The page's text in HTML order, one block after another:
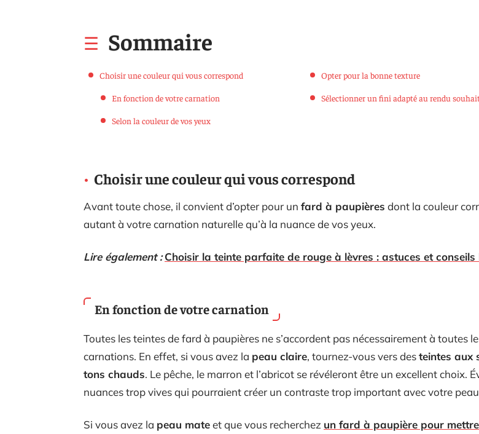
Sommaire
Choisir une couleur qui vous correspond
En fonction de votre carnation
Selon la couleur de vos yeux
Opter pour la bonne texture
Sélectionner un fini adapté au rendu
Choisir une couleur qui vous correspond
Avant toute chose, il convient d’opter pour un fard à paupières dont la couleur
autant à votre carnation naturelle qu’à la nuance de vos yeux.
Lire également : Choisir la teinte parfaite de rouge à lèvres : astuces et conseils
En fonction de votre carnation
Toutes les teintes de fard à paupières ne s’accordent pas nécessairement à toutes
carnations. En effet, si vous avez la peau claire, tournez-vous vers desteintes aux
tons chauds. Le pêche, le marron et l’abricot se révéleront être un excellent choix.
nuances trop vives qui pourraient créer un contraste trop important avec votre
Si vous avez la peau mateet que vous recherchez un fard à paupière pour